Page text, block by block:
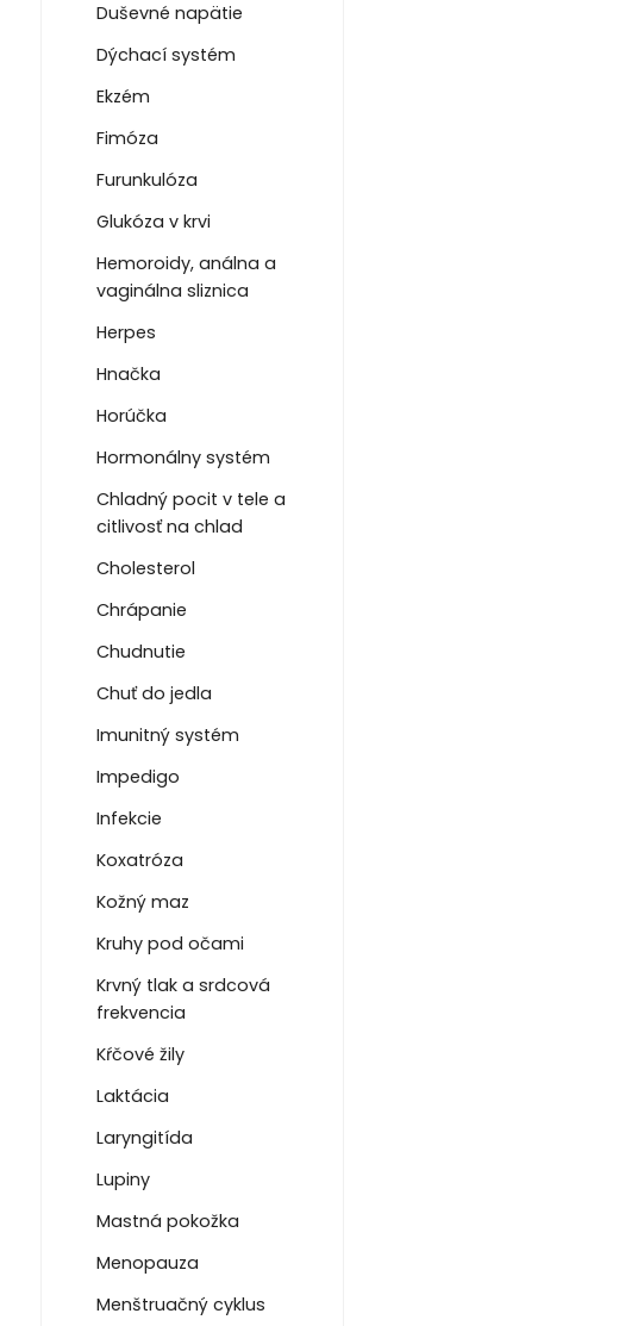
Duševné napätie
Dýchací systém
Ekzém
Fimóza
Furunkulóza
Glukóza v krvi
Hemoroidy, análna a
vaginálna sliznica
Herpes
Hnačka
Horúčka
Hormonálny systém
Chladný pocit v tele a
citlivosť na chlad
Cholesterol
Chrápanie
Chudnutie
Chuť do jedla
Imunitný systém
Impedigo
Infekcie
Koxatróza
Kožný maz
Kruhy pod očami
Krvný tlak a srdcová
frekvencia
Kŕčové žily
Laktácia
Laryngitída
Lupiny
Mastná pokožka
Menopauza
Menštruačný cyklus